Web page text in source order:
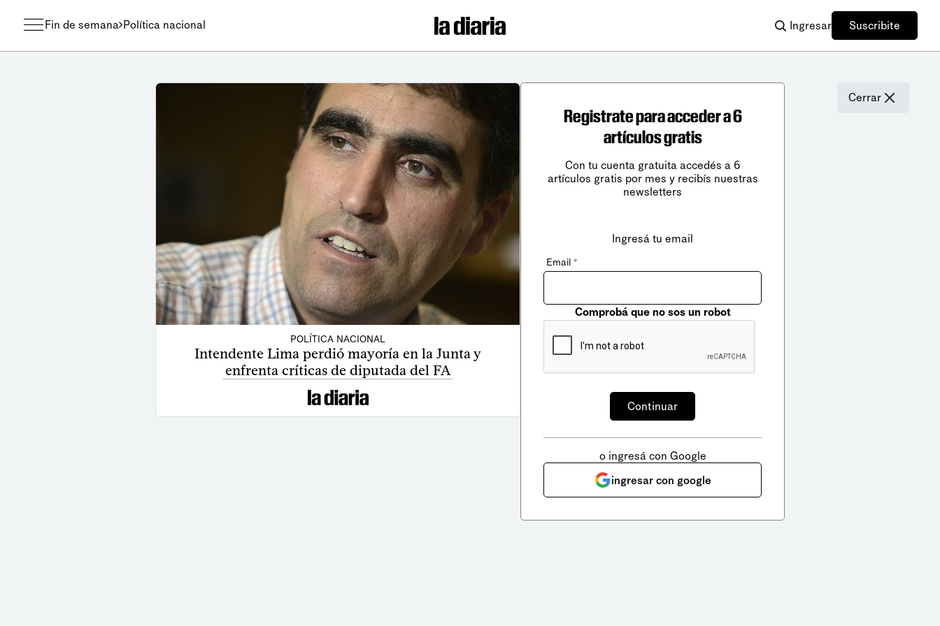
Fin de semana Política nacional Ingresar Suscribite
POLÍTICA NACIONAL
Intendente Lima perdió mayoría en la Junta y
enfrenta críticas de diputada del FA
Cerrar
Registrate para acceder a 6
artículos gratis
Con tu cuenta gratuita accedés a 6
artículos gratis por mes y recibís nuestras
newsletters
Ingresá tu email
Email *
Comprobá que no sos un robot
o ingresá con Google
ingresar con google